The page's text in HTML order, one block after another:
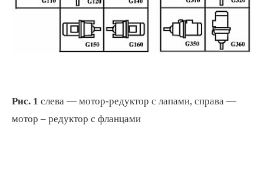
Рис. 1 слева — мотор-редуктор с лапами, справа —
мотор – редуктор с фланцами